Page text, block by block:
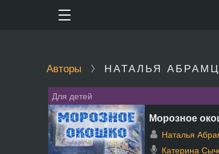
Авторы НАТАЛЬЯ
Для детей
Морозное
Наталья
Катерина